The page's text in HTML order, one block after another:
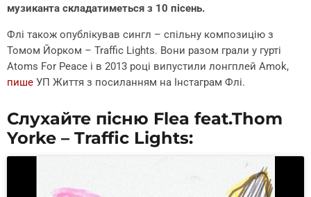
музиканта складатиметься з 10 пісень.
Флі також опублікував сингл – спільну композицію з
Томом Йорком – Traffic Lights. Вони разом грали у гурті
Atoms For Peace і в 2013 році випустили лонгплей Amok,
пише УП Життя з посиланням на Інстаграм Флі.
Слухайте пісню Flea feat.Thom
Yorke – Traffic Lights: